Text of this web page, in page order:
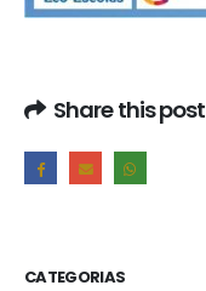
Share this post
CATEGORIAS